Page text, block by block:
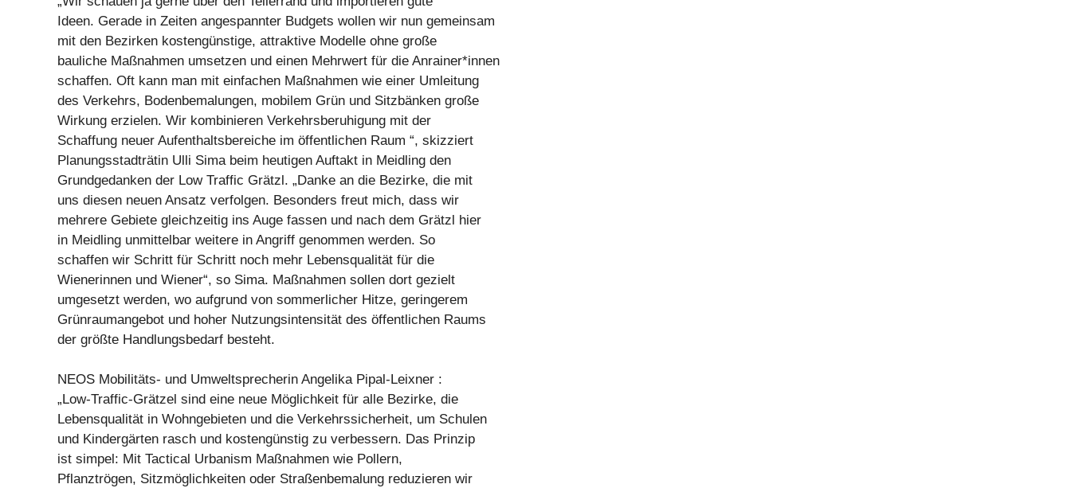
Ideen. Gerade in Zeiten angespannter Budgets wollen wir nun gemeinsam
mit den Bezirken kostengünstige, attraktive Modelle ohne große
bauliche Maßnahmen umsetzen und einen Mehrwert für die Anrainer*innen
schaffen. Oft kann man mit einfachen Maßnahmen wie einer Umleitung
des Verkehrs, Bodenbemalungen, mobilem Grün und Sitzbänken große
Wirkung erzielen. Wir kombinieren Verkehrsberuhigung mit der
Schaffung neuer Aufenthaltsbereiche im öffentlichen Raum “, skizziert
Planungsstadträtin Ulli Sima beim heutigen Auftakt in Meidling den
Grundgedanken der Low Traffic Grätzl. „Danke an die Bezirke, die mit
uns diesen neuen Ansatz verfolgen. Besonders freut mich, dass wir
mehrere Gebiete gleichzeitig ins Auge fassen und nach dem Grätzl hier
in Meidling unmittelbar weitere in Angriff genommen werden. So
schaffen wir Schritt für Schritt noch mehr Lebensqualität für die
Wienerinnen und Wiener“, so Sima. Maßnahmen sollen dort gezielt
umgesetzt werden, wo aufgrund von sommerlicher Hitze, geringerem
Grünraumangebot und hoher Nutzungsintensität des öffentlichen Raums
der größte Handlungsbedarf besteht.
NEOS Mobilitäts- und Umweltsprecherin Angelika Pipal-Leixner :
„Low-Traffic-Grätzel sind eine neue Möglichkeit für alle Bezirke, die
Lebensqualität in Wohngebieten und die Verkehrssicherheit, um Schulen
und Kindergärten rasch und kostengünstig zu verbessern. Das Prinzip
ist simpel: Mit Tactical Urbanism Maßnahmen wie Pollern,
Pflanztrögen, Sitzmöglichkeiten oder Straßenbemalung reduzieren wir